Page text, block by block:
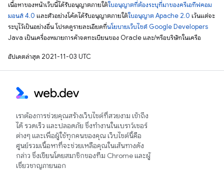
เนื้อหาของหน้าเว็บนี้ได้รับอนุญาตภายใต้ใบอนุญาตที่ต้องระบุที่มาของครีเอทีฟคอม
มอนส์ 4.0 และตัวอย่างโค้ดได้รับอนุญาตภายใต้ใบอนุญาต Apache 2.0 เว้นแต่จะ
ระบุไว้เป็นอย่างอื่น โปรดดูรายละเอียดที่นโยบายเว็บไซต์ Google Developers
Java เป็นเครื่องหมายการค้าจดทะเบียนของ Oracle และ/หรือบริษัทในเครือ
อัปเดตล่าสุด 2021-11-03 UTC
เราต้องการช่วยคุณสร้างเว็บไซต์ที่สวยงาม เข้าถึง
ได้ รวดเร็ว และปลอดภัย ซึ่งทำงานในเบราว์เซอร์
ต่างๆ และเพื่อผู้ใช้ทุกคนของคุณ เว็บไซต์นี้คือ
ศูนย์รวมเนื้อหาที่จะช่วยเหลือคุณในเส้นทางดัง
กล่าว ซึ่งเขียนโดยสมาชิกของทีม Chrome และผู้
เชี่ยวชาญภายนอก